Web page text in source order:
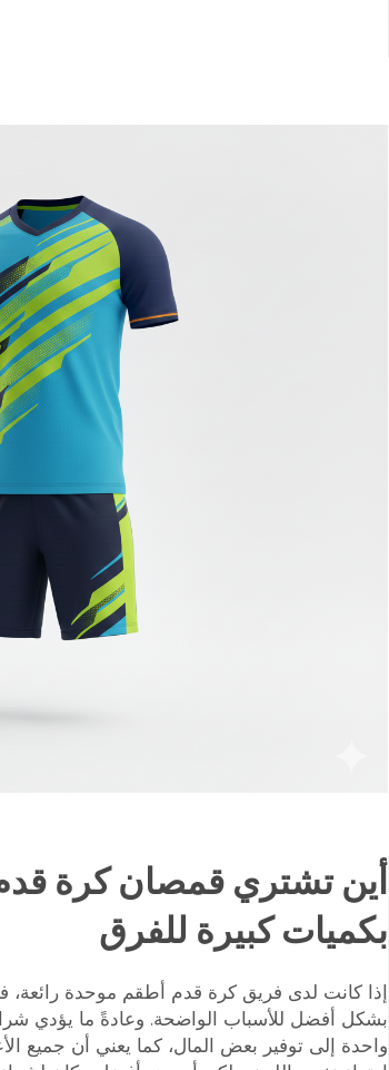
أين تشتري قمصان كرة
بكميات كبيرة للفرق
إذا كانت لدى فريق كرة قدم أطقم موحدة رائعة،
بشكل أفضل للأسباب الواضحة. وعادةً ما يؤدي
واحدة إلى توفير بعض المال، كما يعني أن جميع